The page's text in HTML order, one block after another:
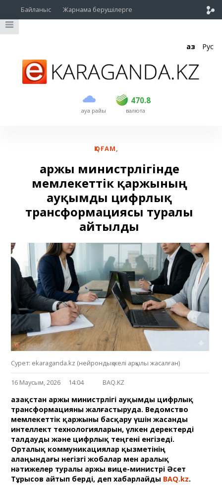
Байланыс Жарнама берушілерге
Қаз Рус
ауа райы
470.8
USD 468.5 470.8
EUR валюта
ҚОҒАМ,
Қаржы министрлігінде
мемлекеттік қаржының
ауқымды цифрлық
трансформациясы туралы
айтылды
Сурет: ekaraganda.kz (нейрондық желі арқылы жасалған)
16 Маусым, 2026 14:04 BAQ.KZ
Қазақстан Қаржы министрлігі ауқымды цифрлық
трансформацияны жалғастыруда. Ведомство
мемлекеттік қаржыны басқару үшін жасанды
интеллект технологияларын, үлкен деректерді
талдауды және цифрлық теңгені енгізеді.
Орталық коммуникациялар қызметінің
алаңындағы негізгі жобалар мен аралық
нәтижелер туралы Қаржы вице-министрі Әсет
Тұрысов айтып берді, деп хабарлайды BAQ.kz.